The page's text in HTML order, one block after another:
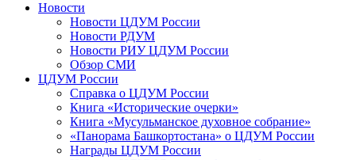
Новости
Новости ЦДУМ России
Новости РДУМ
Новости РИУ ЦДУМ России
Обзор СМИ
ЦДУМ России
Справка о ЦДУМ России
Книга «Исторические очерки»
Книга «Мусульманское духовное собрание»
«Панорама Башкортостана» о ЦДУМ России
Награды ЦДУМ России